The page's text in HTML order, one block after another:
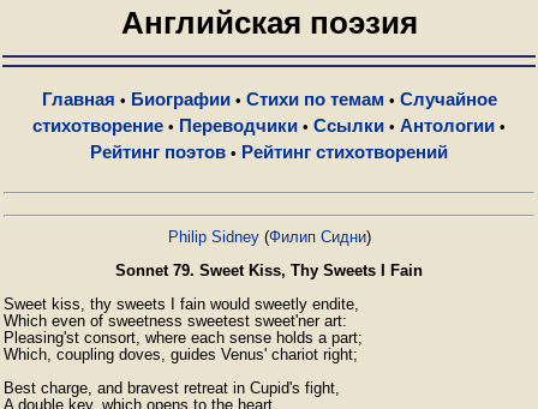
Английская поэзия
Главная • Биографии• Стихи по темам • Случайное
стихотворение • Переводчики • Ссылки • Антологии •
Рейтинг поэтов • Рейтинг стихотворений
Philip Sidney(Филип Сидни)
Sonnet 79. Sweet Kiss, Thy Sweets I Fain
Sweet kiss, thy sweets I fain would sweetly endite,
Which even of sweetness sweetest sweet'ner art:
Pleasing'st consort, where each sense holds a part;
Which, coupling doves, guides Venus' chariot right;
Best charge, and bravest retreat in Cupid's fight,
A double key, which opens to the heart,